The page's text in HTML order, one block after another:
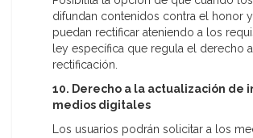
difundan contenidos contra el honor
puedan rectificar ateniendo a los
ley específica que regula el derecho
rectificación.
10. Derecho a la actualización de
medios digitales
Los usuarios podrán solicitar a los